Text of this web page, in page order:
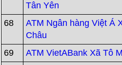
Tân Yên
68
ATM Ngân hàng Việt Á
Châu
69 ATM VietABank Xã Tô